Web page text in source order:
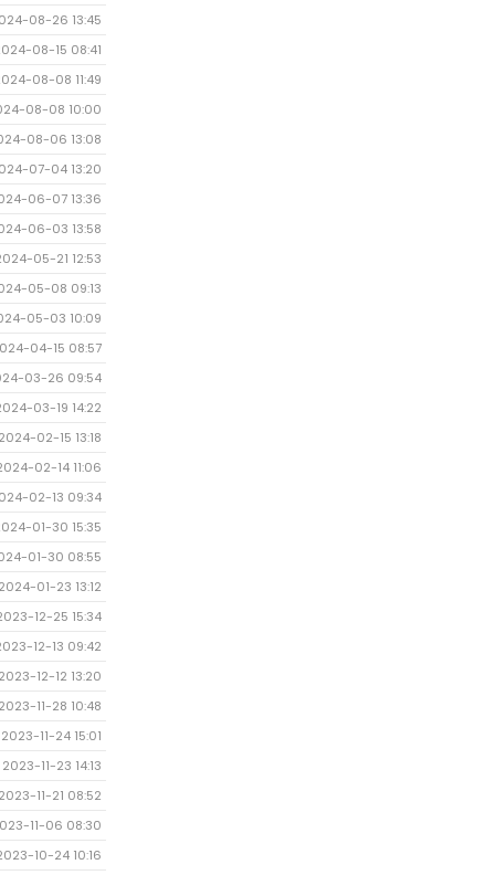
08-26 13:45
08-15 08:41
08-08 11:49
08-08 10:00
08-06 13:08
07-04 13:20
06-07 13:36
06-03 13:58
05-21 12:53
05-08 09:13
05-03 10:09
04-15 08:57
03-26 09:54
03-19 14:22
2024-02-15 13:18
02-14 11:06
02-13 09:34
01-30 15:35
01-30 08:55
2024-01-23 13:12
12-25 15:34
12-13 09:42
2023-12-12 13:20
2023-11-28 10:48
2023-11-24 15:01
2023-11-23 14:13
2023-11-21 08:52
11-06 08:30
10-24 10:16